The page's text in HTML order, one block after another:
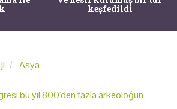
keşfedildi
Asya
bu yıl 800'den fazla arkeoloğun